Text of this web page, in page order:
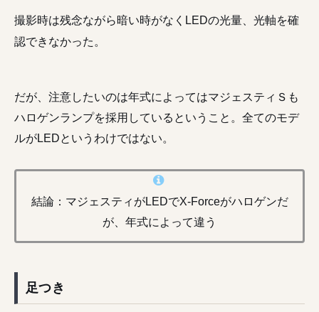
撮影時は残念ながら暗い時がなくLEDの光量、光軸を確
認できなかった。
だが、注意したいのは年式によってはマジェスティＳも
ハロゲンランプを採用しているということ。全てのモデ
ルがLEDというわけではない。
結論：マジェスティがLEDでX-Forceがハロゲンだ
が、年式によって違う
足つき